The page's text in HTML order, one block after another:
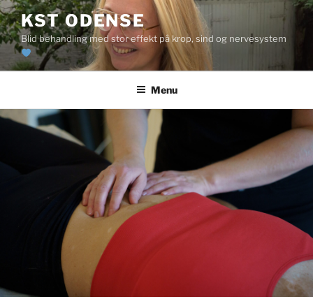
KST ODENSE
Blid behandling med stor effekt på krop, sind og nervesystem
Menu